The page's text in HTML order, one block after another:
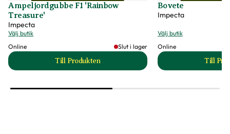
Ampeljordgubbe F1 'Rainbow
Treasure'
Impecta
Välj butik
Online
Slut i lager
Till Produkten
till Ampeljordgubbe F1 'Rainbow Treasure'
Bovete
Impecta
Välj butik
Online
Till